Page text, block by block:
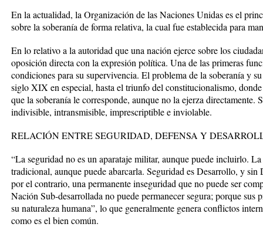
En la actualidad, la Organización de las Naciones Unidas es el
sobre la soberanía de forma relativa, la cual fue establecida para
En lo relativo a la autoridad que una nación ejerce sobre los
oposición directa con la expresión política. Una de las primeras
condiciones para su supervivencia. El problema de la soberanía y
siglo XIX en especial, hasta el triunfo del constitucionalismo,
que la soberanía le corresponde, aunque no la ejerza directamente.
indivisible, intransmisible, imprescriptible e inviolable.
RELACIÓN ENTRE SEGURIDAD, DEFENSA Y
“La seguridad no es un aparataje militar, aunque puede incluirlo.
tradicional, aunque puede abarcarla. Seguridad es Desarrollo, y
por el contrario, una permanente inseguridad que no puede ser
Nación Sub-desarrollada no puede permanecer segura; porque sus
su naturaleza humana”, lo que generalmente genera conflictos
como es el bien común.